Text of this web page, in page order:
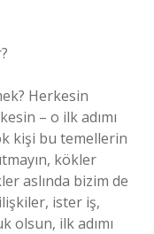
Herkesin
– o ilk adımı
kişi bu temellerin
kökler
aslında bizim de
ister iş,
olsun, ilk adımı